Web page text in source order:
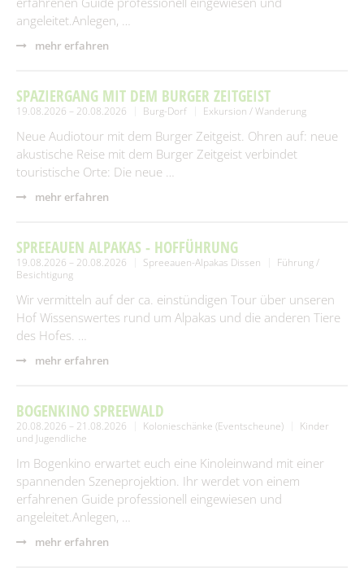
angeleitet.Anlegen, …
mehr erfahren
SPAZIERGANG MIT DEM BURGER ZEITGEIST
19.08.2026 – 20.08.2026 Burg-Dorf Exkursion / Wanderung
Neue Audiotour mit dem Burger Zeitgeist. Ohren auf: neue
akustische Reise mit dem Burger Zeitgeist verbindet
touristische Orte: Die neue …
mehr erfahren
SPREEAUEN ALPAKAS - HOFFÜHRUNG
19.08.2026 – 20.08.2026 Spreeauen-Alpakas Dissen
Führung /
Besichtigung
Wir vermitteln auf der ca. einstündigen Tour über unseren
Hof Wissenswertes rund um Alpakas und die anderen Tiere
des Hofes. …
mehr erfahren
BOGENKINO SPREEWALD
20.08.2026 – 21.08.2026 Kolonieschänke (Eventscheune)
Kinder
und Jugendliche
Im Bogenkino erwartet euch eine Kinoleinwand mit einer
spannenden Szeneprojektion. Ihr werdet von einem
erfahrenen Guide professionell eingewiesen und
angeleitet.Anlegen, …
mehr erfahren